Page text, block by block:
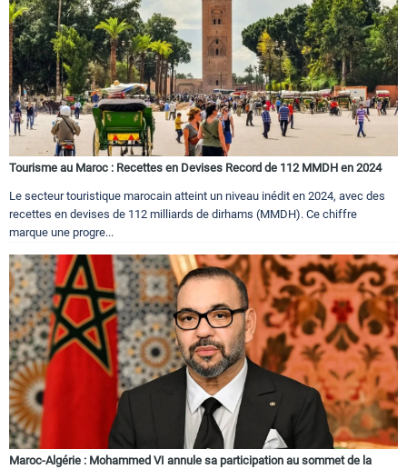
Tourisme au Maroc : Recettes en Devises Record de 112 MMDH en 2024
Le secteur touristique marocain atteint un niveau inédit en 2024, avec des
recettes en devises de 112 milliards de dirhams (MMDH). Ce chiffre
marque une progre...
Maroc-Algérie : Mohammed VI annule sa participation au sommet de la